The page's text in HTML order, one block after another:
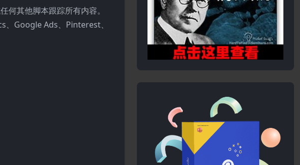
其他脚本跟踪所有内容。
Google Ads、Pinterest、